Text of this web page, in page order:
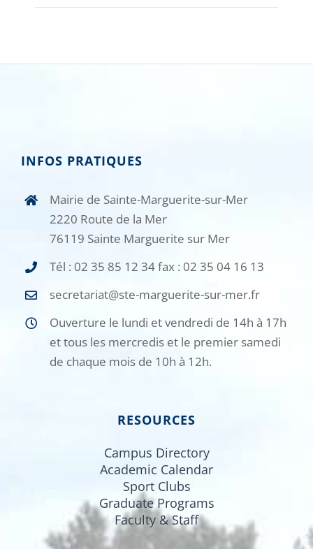
INFOS PRATIQUES
Mairie de Sainte-Marguerite-sur-Mer
2220 Route de la Mer
76119 Sainte Marguerite sur Mer
Tél : 02 35 85 12 34 fax : 02 35 04 16 13
secretariat@ste-marguerite-sur-mer.fr
Ouverture le lundi et vendredi de 14h à 17h
et tous les mercredis et le premier samedi
de chaque mois de 10h à 12h.
RESOURCES
Campus Directory
Academic Calendar
Sport Clubs
Graduate Programs
Faculty & Staff